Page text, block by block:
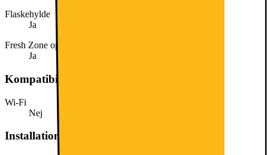
Flaskehylde
Ja
Fresh Zone opbevaringsskuffe
Ja
Kompatibilitet
Wi-Fi
Nej
Installationsmål